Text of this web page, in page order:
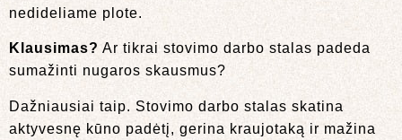
nedideliame plote.
Klausimas? Ar tikrai stovimo darbo stalas padeda
sumažinti nugaros skausmus?
Dažniausiai taip. Stovimo darbo stalas skatina
aktyvesnę kūno padėtį, gerina kraujotaką ir mažina